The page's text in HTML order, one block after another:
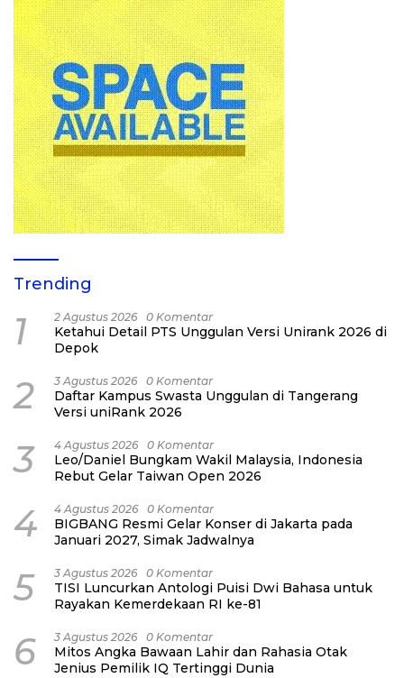
Trending
1 2 Agustus 2026 0 Komentar
Ketahui Detail PTS Unggulan Versi Unirank 2026 di
Depok
2 3 Agustus 2026 0 Komentar
Daftar Kampus Swasta Unggulan di Tangerang
Versi uniRank 2026
3 4 Agustus 2026 0 Komentar
Leo/Daniel Bungkam Wakil Malaysia, Indonesia
Rebut Gelar Taiwan Open 2026
4 4 Agustus 2026 0 Komentar
BIGBANG Resmi Gelar Konser di Jakarta pada
Januari 2027, Simak Jadwalnya
5 3 Agustus 2026 0 Komentar
TISI Luncurkan Antologi Puisi Dwi Bahasa untuk
Rayakan Kemerdekaan RI ke-81
6 3 Agustus 2026 0 Komentar
Mitos Angka Bawaan Lahir dan Rahasia Otak
Jenius Pemilik IQ Tertinggi Dunia